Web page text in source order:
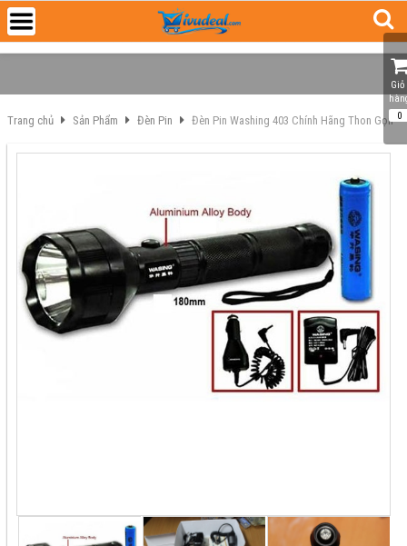
Trang chủ Sản Phẩm Đèn Pin Đèn Pin Washing 403 Chính Hãng Thon Gọn
Giỏ
0